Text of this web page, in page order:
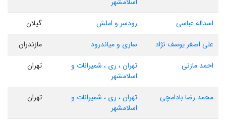
اسداله عباسی رودسر و املش
گیلان
علی اصغر یوسف نژاد
ساری و میاندرود
مازندران
احمد مازنی
تهران ، ری ، شمیرانات و
اسلامشهر
تهران
محمد رضا بادامچی
تهران ، ری ، شمیرانات و
اسلامشهر
تهران